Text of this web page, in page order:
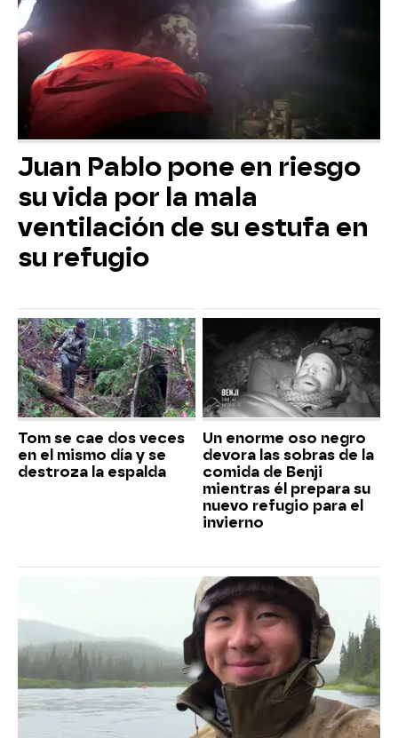
Juan Pablo pone en riesgo
su vida por la mala
ventilación de su estufa en
su refugio
Tom se cae dos veces
en el mismo día y se
destroza la espalda
Un enorme oso negro
devora las sobras de la
comida de Benji
mientras él prepara su
nuevo refugio para el
invierno